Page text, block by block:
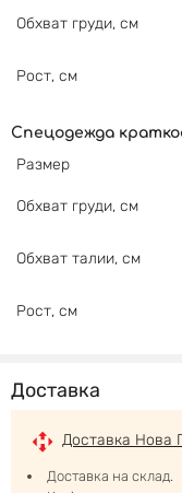
Обхват груди, см
Рост, см
Спецодежда
Размер
Обхват груди, см
Обхват талии, см
Рост, см
Доставка
Доставка Нова
Доставка на склад.